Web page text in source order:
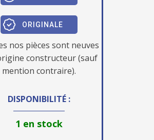
ORIGINALE
nos pièces sont neuves
constructeur (sauf
mention contraire).
DISPONIBILITÉ :
1 en stock